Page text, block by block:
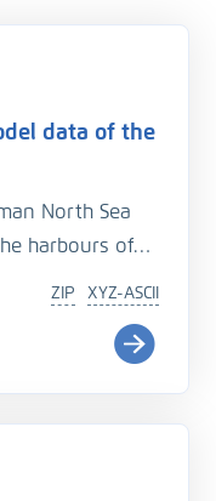
data of the
North Sea
harbours of
of
XYZ-ASCII
ZIP